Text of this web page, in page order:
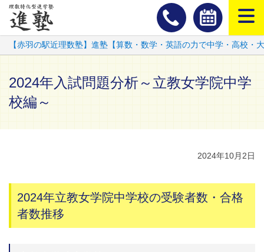
スマート
【赤羽の駅近理数塾】進塾【算数・数学・英語の力で中学・高校・
2024年入試問題分析～立教女学院中学
校編～
2024年10月2日
2024年立教女学院中学校の受験者数・合格
者数推移